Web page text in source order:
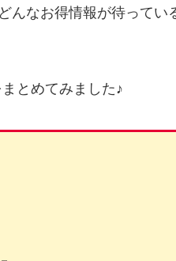
んなお得情報が待ってい
とめてみました♪